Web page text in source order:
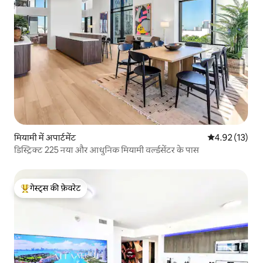
मियामी में अपार्टमेंट औसत रेटिंग 5 में
4.92 (13)
डिस्ट्रिक्ट 225 नया और आधुनिक मियामी वर्ल्डसेंटर के पास
गेस्ट्स का टॉप फ़ेवरेट
गेस्ट्स की फ़ेवरेट